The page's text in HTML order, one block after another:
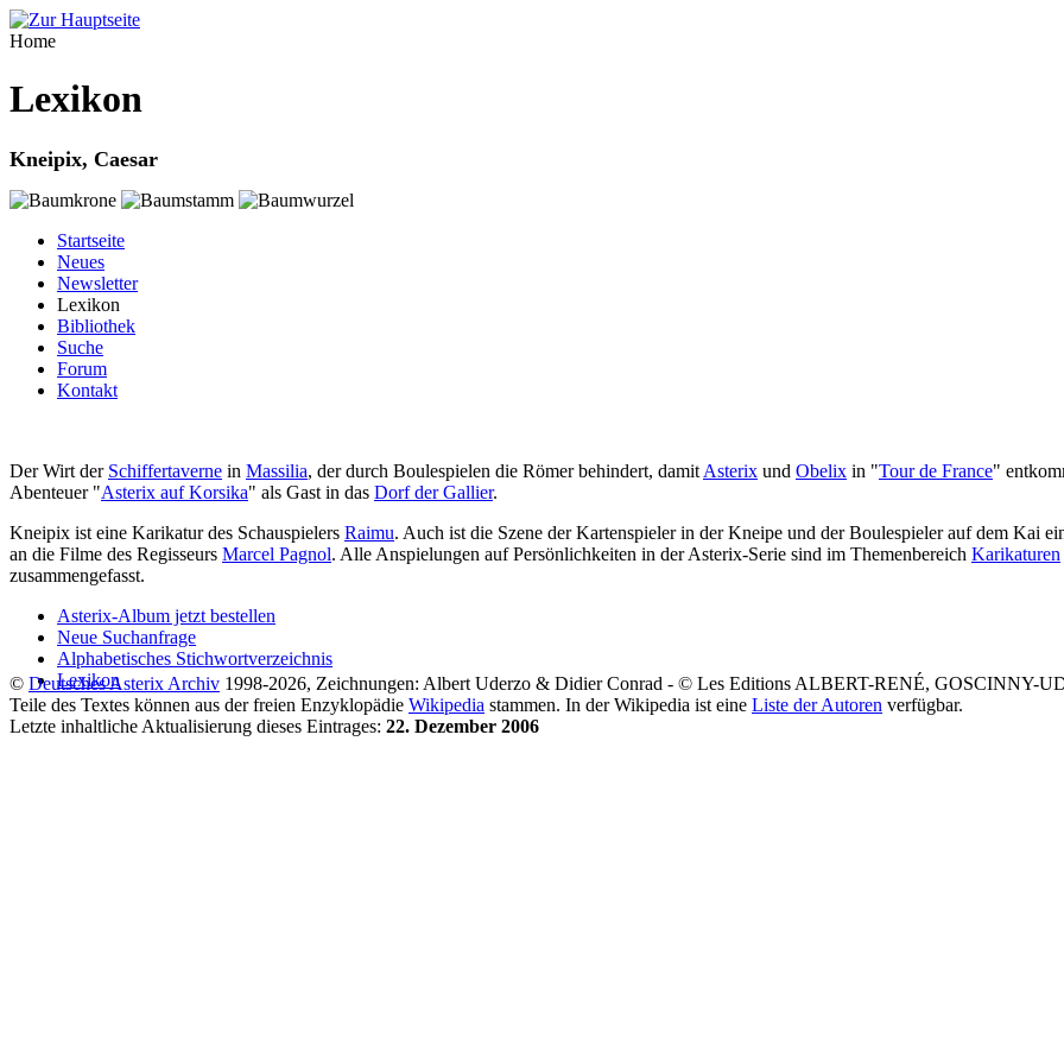
Home
Lexikon
Kneipix, Caesar
Startseite
Neues
Newsletter
Lexikon
Bibliothek
Suche
Forum
Kontakt
Der Wirt der Schiffertaverne in Massilia, der durch Boulespielen die Römer behindert, damit Asterix und Obelix in "Tour de France"
Abenteuer "Asterix auf Korsika" als Gast in das Dorf der Gallier.
Kneipix ist eine Karikatur des Schauspielers Raimu. Auch ist die Szene der Kartenspieler in der Kneipe und der Boulespieler auf dem Kai
an die Filme des Regisseurs Marcel Pagnol. Alle Anspielungen auf Persönlichkeiten in der Asterix-Serie sind im Themenbereich Karikaturen
zusammengefasst.
Asterix-Album jetzt bestellen
Neue Suchanfrage
Alphabetisches Stichwortverzeichnis
Lexikon
© Deutsches Asterix Archiv 1998-2026, Zeichnungen: Albert Uderzo & Didier Conrad - © Les Editions ALBERT-RENÉ, GOSCINNY-
Teile des Textes können aus der freien Enzyklopädie Wikipedia stammen. In der Wikipedia ist eine Liste der Autoren verfügbar.
Letzte inhaltliche Aktualisierung dieses Eintrages: 22. Dezember 2006